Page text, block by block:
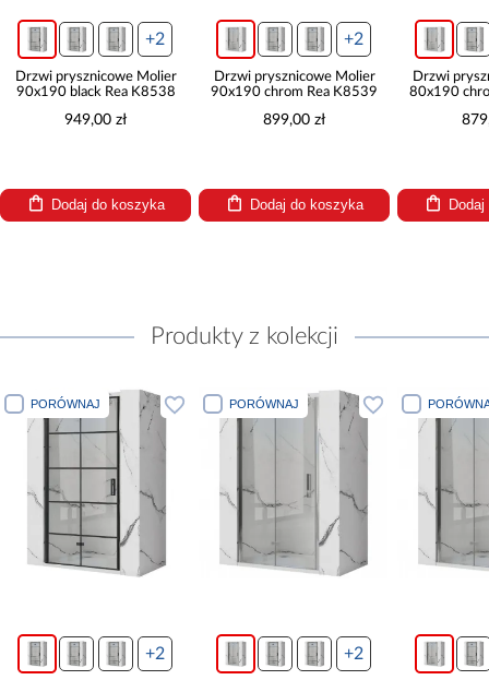
+2
Drzwi prysznicowe Molier
90x190 black Rea K8538
949,00 zł
Dodaj do koszyka
+2
Drzwi prysznicowe Molier
90x190 chrom Rea K8539
899,00 zł
Dodaj do koszyka
Drzwi
80x190
Produkty z kolekcji
PORÓWNAJ
+2
PORÓWNAJ
+2